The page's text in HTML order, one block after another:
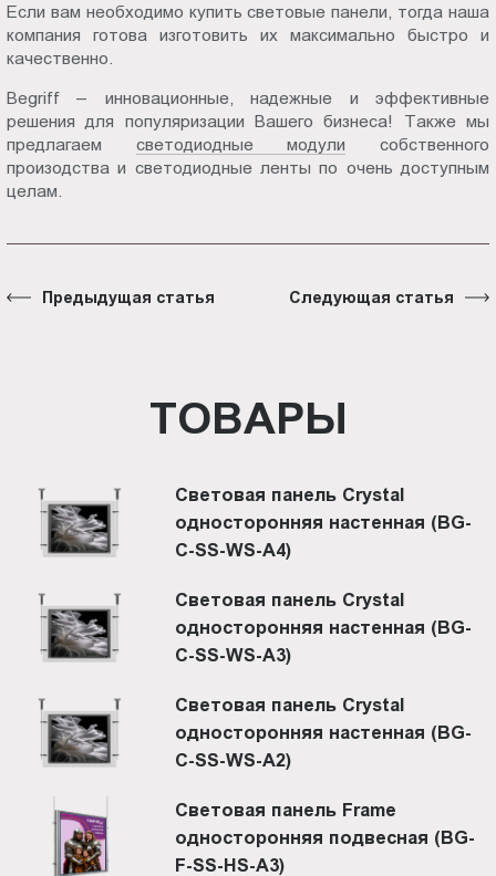
Если вам необходимо купить световые панели, тогда наша
компания готова изготовить их максимально быстро и
качественно.
Begriff – инновационные, надежные и эффективные
решения для популяризации Вашего бизнеса! Также мы
предлагаем светодиодные модули собственного
произодства и светодиодные ленты по очень доступным
целам.
Предыдущая статья Следующая статья
ТОВАРЫ
Световая панель Crystal
односторонняя настенная (BG-
C-SS-WS-A4)
Световая панель Crystal
односторонняя настенная (BG-
C-SS-WS-A3)
Световая панель Crystal
односторонняя настенная (BG-
C-SS-WS-A2)
Световая панель Frame
односторонняя подвесная (BG-
F-SS-HS-A3)